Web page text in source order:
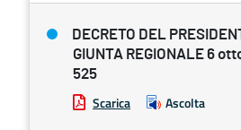
DECRETO DEL
GIUNTA REGIONALE 6
525
Scarica Ascolta